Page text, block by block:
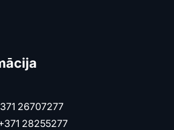
26707277
28255277